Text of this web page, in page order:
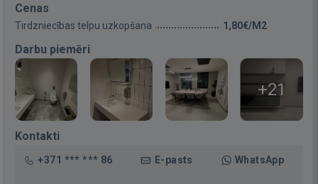
Cenas
Tirdzniecības telpu uzkopšana 1,80€/M2
Darbu piemēri
+21
Kontakti
+371 *** *** 86 E-pasts WhatsApp